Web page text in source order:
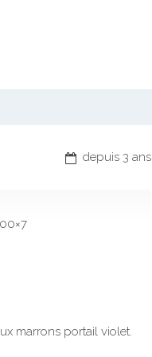
depuis 3 ans
marrons portail violet.